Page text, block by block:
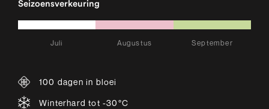
Seizoensverkeuring
Juli Augustus September
100 dagen in bloei
Winterhard tot -30°C